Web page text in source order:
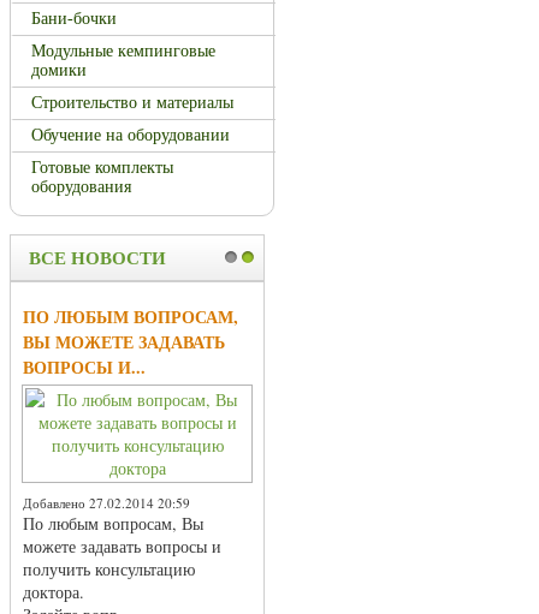
Бани-бочки
Модульные кемпинговые
домики
Строительство и материалы
Обучение на оборудовании
Готовые комплекты
оборудования
1 2
ВСЕ НОВОСТИ
ПО ЛЮБЫМ ВОПРОСАМ,
ВЫ МОЖЕТЕ ЗАДАВАТЬ
ВОПРОСЫ И...
Добавлено 27.02.2014 20:59
По любым вопросам, Вы
можете задавать вопросы и
получить консультацию
доктора.